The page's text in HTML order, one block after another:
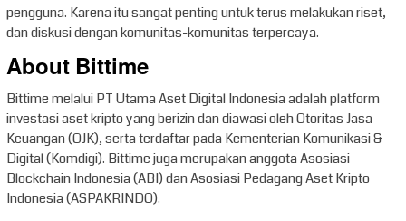
pengguna. Karena itu sangat penting untuk terus melakukan riset,
dan diskusi dengan komunitas-komunitas terpercaya.
About Bittime
Bittime melalui PT Utama Aset Digital Indonesia adalah platform
investasi aset kripto yang berizin dan diawasi oleh Otoritas Jasa
Keuangan (OJK), serta terdaftar pada Kementerian Komunikasi &
Digital (Komdigi). Bittime juga merupakan anggota Asosiasi
Blockchain Indonesia (ABI) dan Asosiasi Pedagang Aset Kripto
Indonesia (ASPAKRINDO).